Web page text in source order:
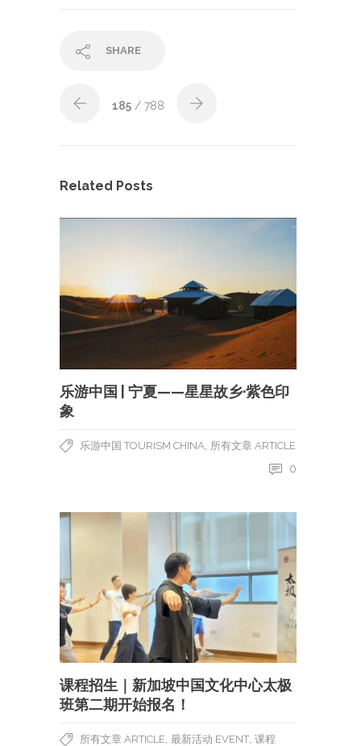
SHARE
185 / 788
Related Posts
乐游中国 | 宁夏——星星故乡·紫色印
象
乐游中国 TOURISM CHINA 所有文章 ARTICLE
0
课程招生｜新加坡中国文化中心太极
班第二期开始报名！
所有文章 ARTICLE 最新活动 EVENT 课程